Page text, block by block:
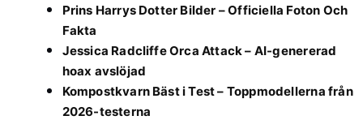
Prins Harrys Dotter Bilder – Officiella Foton Och
Fakta
Jessica Radcliffe Orca Attack – AI-genererad
hoax avslöjad
Kompostkvarn Bäst i Test – Toppmodellerna från
2026-testerna